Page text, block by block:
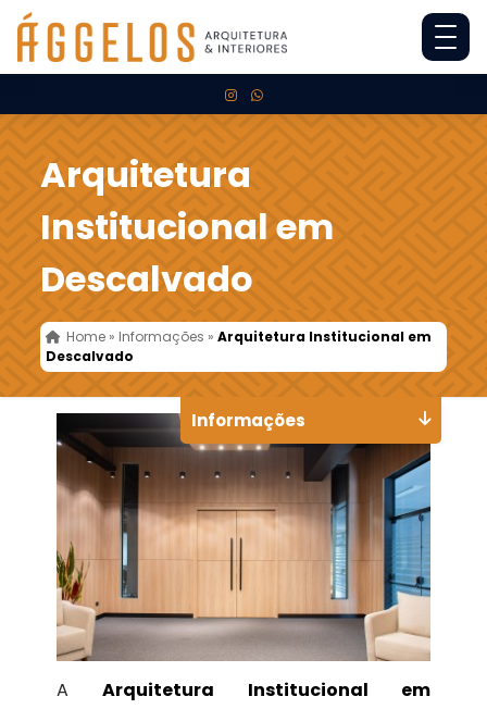
Arquitetura
Institucional em
Descalvado
Home » Informações »Arquitetura Institucional em
Descalvado
AArquitetura Institucional em
Informações